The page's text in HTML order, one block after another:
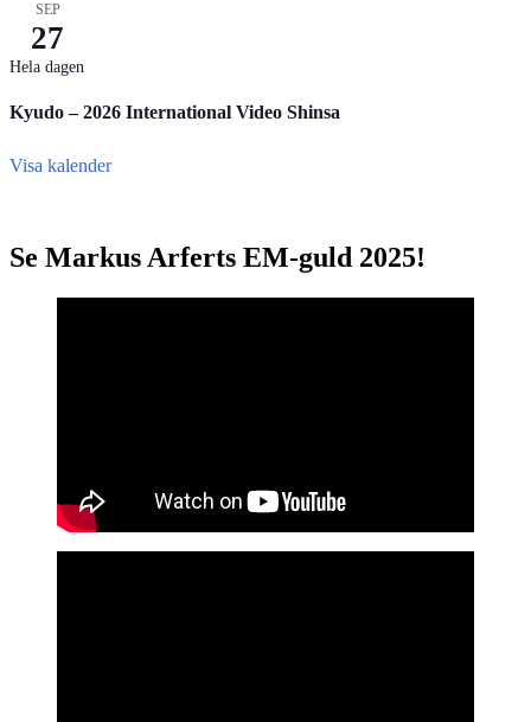
SEP
27
Hela dagen
Kyudo – 2026 International Video Shinsa
Visa kalender
Se Markus Arferts EM-guld 2025!